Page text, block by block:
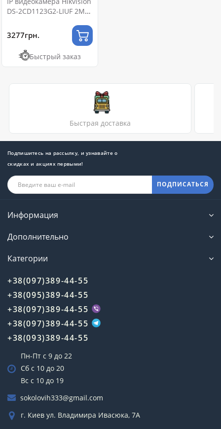
DS-2CD1123G2-LIUF 2МП
3277грн.
Быстрый заказ
Быстрая доставка
Подпишитесь на рассылку, и узнавайте о
скидках и акциях первыми!
ПОДПИСАТЬСЯ
Информация
Дополнительно
Категории
+38(097)389-44-55
+38(095)389-44-55
+38(097)389-44-55
+38(097)389-44-55
+38(093)389-44-55
Пн-Пт с 9 до 22
Сб с 10 до 20
Вс с 10 до 19
sokolovih333@gmail.com
г. Киев ул. Владимира Ивасюка, 7А